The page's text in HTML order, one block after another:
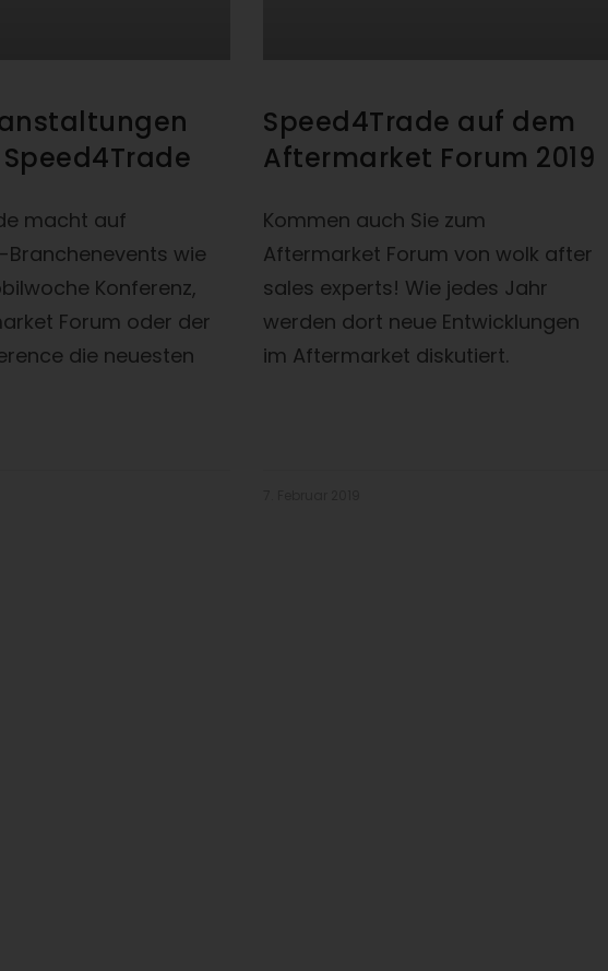
macht auf
wie
Konferenz,
Forum oder der
die neuesten
Speed4Trade auf dem
Aftermarket Forum 2019
Kommen auch Sie zum
Aftermarket Forum von wolk after
sales experts! Wie jedes Jahr
werden dort neue Entwicklungen
im Aftermarket diskutiert.